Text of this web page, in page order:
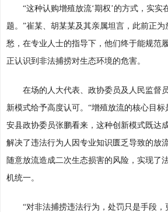
“这种认购增殖放流‘期权’的方式，实实
题。”崔某、胡某某及其亲属坦言，此前正
愁，在专业人士的指导下，他们终于能规范
正认识到非法捕捞对生态环境的危害。
在场的人大代表、政协委员及人民监督
新模式给予高度认可。“增殖放流的核心目
安县政协委员张鹏看来，这种创新模式既达
解决了违法行为人因专业知识匮乏导致的放
随意放流造成二次生态损害的风险，实现了
机统一。
“对非法捕捞违法行为，处罚只是手段